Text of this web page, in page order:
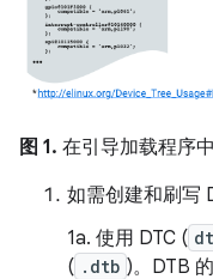
图 1. 在引导加载程序
如需创建和刷写
1a. 使用 DTC (
( .dtb )。DTB